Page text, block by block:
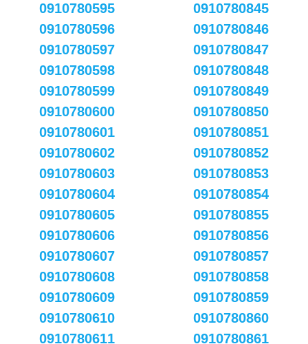
0910780595
0910780596
0910780597
0910780598
0910780599
0910780600
0910780601
0910780602
0910780603
0910780604
0910780605
0910780606
0910780607
0910780608
0910780609
0910780610
0910780611
0910780845
0910780846
0910780847
0910780848
0910780849
0910780850
0910780851
0910780852
0910780853
0910780854
0910780855
0910780856
0910780857
0910780858
0910780859
0910780860
0910780861